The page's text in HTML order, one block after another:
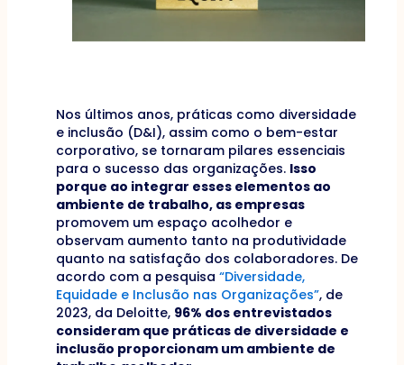
Nos últimos anos, práticas como diversidade
e inclusão (D&I), assim como o bem-estar
corporativo, se tornaram pilares essenciais
para o sucesso das organizações. Isso
porque ao integrar esses elementos ao
ambiente de trabalho, as empresas
promovem um espaço acolhedor e
observam aumento tanto na produtividade
quanto na satisfação dos colaboradores. De
acordo com a pesquisa “Diversidade,
Equidade e Inclusão nas Organizações”, de
2023, da Deloitte, 96% dos entrevistados
consideram que práticas de diversidade e
inclusão proporcionam um ambiente de